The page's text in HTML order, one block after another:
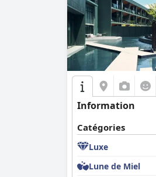
Information
Catégories
Luxe
Lune de Miel